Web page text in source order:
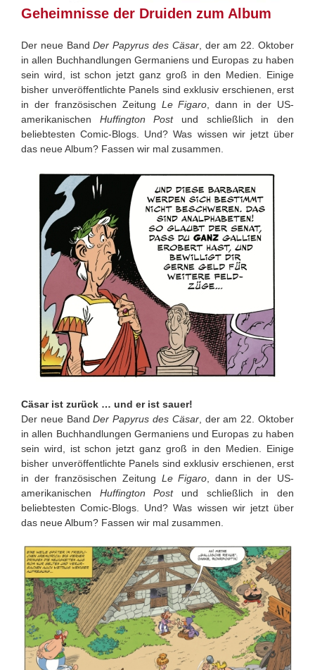
Geheimnisse der Druiden zum Album
Der neue BandDer Papyrus des Cäsar, der am 22. Oktober
in allen Buchhandlungen Germaniens und Europas zu haben
sein wird, ist schon jetzt ganz groß in den Medien. Einige
bisher unveröffentlichte Panels sind exklusiv erschienen, erst
in der französischen Zeitung Le Figaro , dann in der US-
amerikanischen Huffington Postund schließlich in den
beliebtesten Comic-Blogs. Und? Was wissen wir jetzt über
das neue Album? Fassen wir mal zusammen.
Cäsar ist zurück … und er ist sauer!
Der neue BandDer Papyrus des Cäsar, der am 22. Oktober
in allen Buchhandlungen Germaniens und Europas zu haben
sein wird, ist schon jetzt ganz groß in den Medien. Einige
bisher unveröffentlichte Panels sind exklusiv erschienen, erst
in der französischen Zeitung Le Figaro , dann in der US-
amerikanischen Huffington Postund schließlich in den
beliebtesten Comic-Blogs. Und? Was wissen wir jetzt über
das neue Album? Fassen wir mal zusammen.